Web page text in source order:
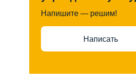
Напишите — решим!
Написать